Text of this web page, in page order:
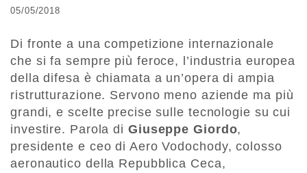
05/05/2018
Di fronte a una competizione internazionale
che si fa sempre più feroce, l’industria europea
della difesa è chiamata a un’opera di ampia
ristrutturazione. Servono meno aziende ma più
grandi, e scelte precise sulle tecnologie su cui
investire. Parola di Giuseppe Giordo,
presidente e ceo di Aero Vodochody, colosso
aeronautico della Repubblica Ceca,